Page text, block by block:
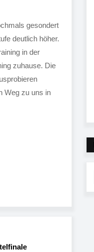
gesondert
deutlich höher.
in der
zuhause. Die
Weg zu uns in